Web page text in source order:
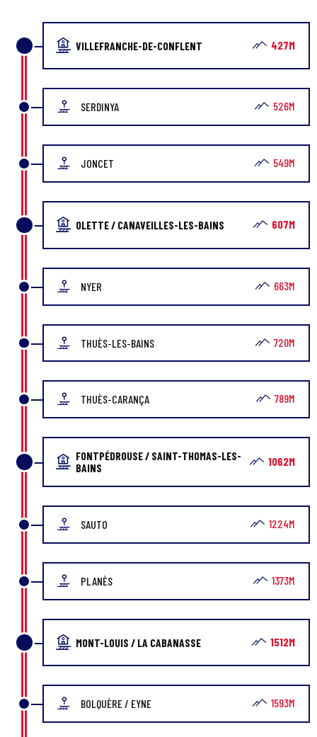
VILLEFRANCHE-DE-CONFLENT 427M
SERDINYA 526M
JONCET 549M
OLETTE / CANAVEILLES-LES-BAINS 607M
NYER 663M
THUÈS-LES-BAINS 720M
THUÈS-CARANÇA 789M
FONTPÉDROUSE / SAINT-THOMAS-LES-
BAINS
1062M
SAUTO 1224M
PLANÈS 1373M
MONT-LOUIS / LA CABANASSE 1512M
BOLQUÈRE / EYNE 1593M